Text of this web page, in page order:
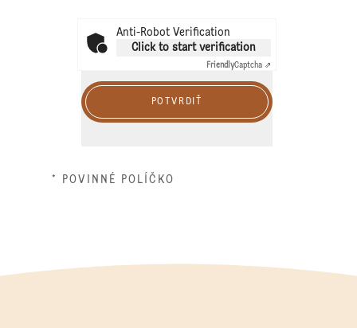
Anti-Robot Verification
Click to start verification
FriendlyCaptcha ⇗
POTVRDIŤ
* POVINNÉ POLÍČKO